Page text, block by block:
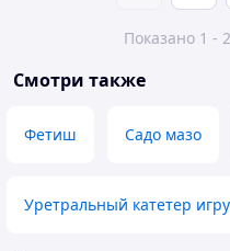
Показано 1 -
Смотри также
Фетиш Садо мазо
Уретральный катетер